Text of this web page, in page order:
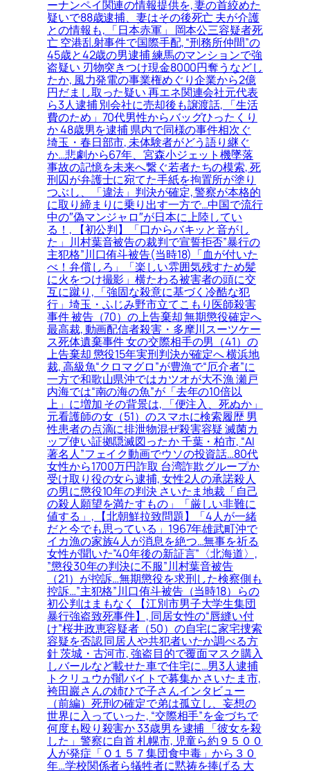
ーナンペイ関連の情報提供を, 妻の首絞めた
疑いで88歳逮捕、妻はその後死亡 夫が介護
との情報も, 「日本赤軍」 岡本公三容疑者死
亡 空港乱射事件で国際手配, “刑務所仲間”の
45歳と42歳の男逮捕 練馬のマンションで強
盗疑い 刃物突きつけ現金8000円奪うなどし
たか, 風力発電の事業権めぐり企業から2億
円だまし取った疑い 再エネ関連会社元代表
ら3人逮捕 別会社に売却後も譲渡話, 「生活
費のため」70代男性からバッグひったくり
か 48歳男を逮捕 県内で同様の事件相次ぐ
埼玉・春日部市, 未体験者がどう語り継ぐ
か…悲劇から67年、宮森小ジェット機墜落
事故の記憶を未来へ繋ぐ若者たちの模索, 死
刑囚が弁護士に宛てた手紙を拘置所が塗り
つぶし、「違法」判決が確定, 警察が本格的
に取り締まりに乗り出す一方で…中国で流行
中の″偽マンジャロ″が日本に上陸してい
る！, 【初公判】「口からバキッと音がし
た」川村葉音被告の裁判で宣誓拒否”暴行の
主犯格”川口侑斗被告(当時18)「血が付いた
べ！弁償しろ」「楽しい雰囲気残すため髪
に火をつけ撮影」横たわる被害者の頭に交
互に蹴り, 「強固な殺意に基づく冷酷な犯
行」埼玉・ふじみ野市立てこもり医師殺害
事件 被告（70）の上告棄却 無期懲役確定へ
最高裁, 動画配信者殺害・多摩川スーツケー
ス死体遺棄事件 女の交際相手の男（41）の
上告棄却 懲役15年実刑判決が確定へ 横浜地
裁, 高級魚“クロマグロ”が豊漁で“厄介者”に
一方で和歌山県沖ではカツオが大不漁 瀬戸
内海では“南の海の魚”が「去年の10倍以
上」に増加 その背景は, 「便注入、死ぬか」
元看護師の女（51）のスマホに検索履歴 男
性患者の点滴に排泄物混ぜ殺害容疑 滅菌カ
ップ使い証拠隠滅図ったか 千葉・柏市, “AI
著名人”フェイク動画でウソの投資話…80代
女性から1700万円詐取 台湾詐欺グループか
受け取り役の女ら逮捕, 女性2人の承諾殺人
の男に懲役10年の判決 さいたま地裁「自己
の殺人願望を満たすもの」「厳しい非難に
値する」, 【北朝鮮拉致問題】「4人が一緒
だと今でも思っている」1967年雄武町沖で
イカ漁の家族4人が消息を絶つ…無事を祈る
女性が聞いた”40年後の新証言”〈北海道〉,
”懲役30年の判決に不服”川村葉音被告
（21）が控訴…無期懲役を求刑した検察側も
控訴…”主犯格”川口侑斗被告（当時18）らの
初公判はまもなく【江別市男子大学生集団
暴行強盗致死事件】, 同居女性の“唇縫い付
け”桜井政恵容疑者（50）の自宅に家宅捜索
容疑を否認 同居人や共犯者いたか調べる方
針 茨城・古河市, 強盗目的で覆面マスク購入
しバールなど載せた車で住宅に…男3人逮捕
トクリュウが闇バイトで募集か さいたま市,
袴田巖さんの姉ひで子さんインタビュー
（前編）死刑の確定で弟は孤立し、妄想の
世界に入っていった, “交際相手”を金づちで
何度も殴り殺害か 33歳男を逮捕 「彼女を殺
した」警察に自首 札幌市, 児童ら約９５００
人が発症「Ｏ１５７集団食中毒」から３０
年…学校関係者ら犠牲者に黙祷を捧げる 大